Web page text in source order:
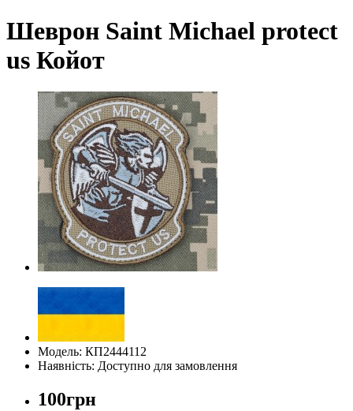
Шеврон Saint Michael protect
us Койот
Модель: КП2444112
Наявність: Доступно для замовлення
100грн